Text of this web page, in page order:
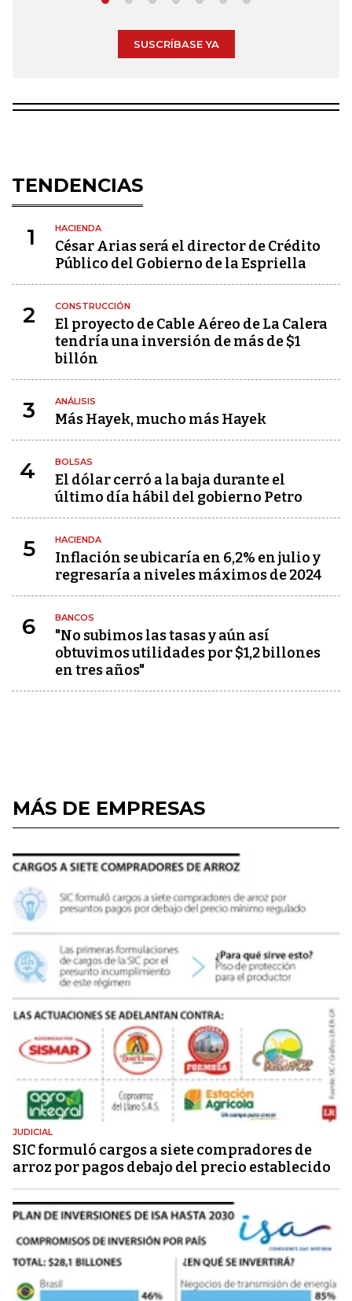
SUSCRÍBASE YA
TENDENCIAS
1 HACIENDA
César Arias será el director de Crédito
Público del Gobierno de la Espriella
2 CONSTRUCCIÓN
El proyecto de Cable Aéreo de La Calera
tendría una inversión de más de $1
billón
3 ANÁLISIS
Más Hayek, mucho más Hayek
4 BOLSAS
El dólar cerró a la baja durante el
último día hábil del gobierno Petro
5 HACIENDA
Inflación se ubicaría en 6,2% en julio y
regresaría a niveles máximos de 2024
6 BANCOS
"No subimos las tasas y aún así
obtuvimos utilidades por $1,2 billones
en tres años"
MÁS DE EMPRESAS
JUDICIAL
SIC formuló cargos a siete compradores de
arroz por pagos debajo del precio establecido